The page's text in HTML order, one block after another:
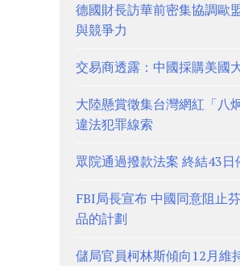
德國財長訪華前密集協調歐
與競爭力
交易商透露：中國採購美國
大陸懸賞徵集台灣網紅「八
違法犯罪線索
眾院通過撥款法案 終結43日
FBI局長宣布 中國同意阻止
品的計劃
儲局官員柯林斯傾向12月